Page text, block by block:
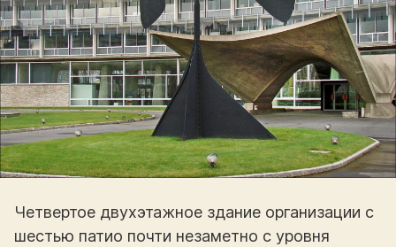
Четвертое двухэтажное здание организации с
шестью патио почти незаметно с уровня